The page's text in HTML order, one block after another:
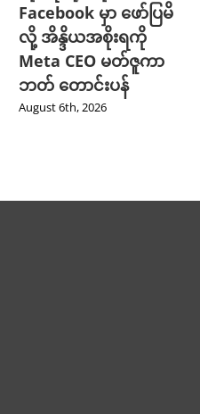
Facebook မှာ ဖော်ပြမိ
လို့ အိန္ဒိယအစိုးရကို
Meta CEO မတ်ဇူကာ
ဘတ် တောင်းပန်
August 6th, 2026